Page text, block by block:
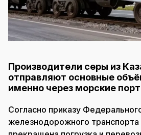
Производители серы из
отправляют основные
именно через морские
Согласно приказу
железнодорожного